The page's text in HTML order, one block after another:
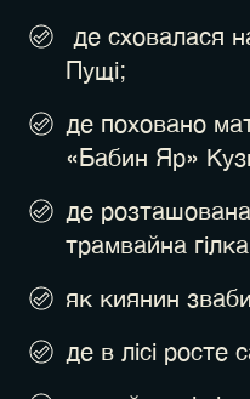
де сховалася
Пущі;
де поховано
«Бабин Яр»
де
трамвайна
як киянин
де в лісі росте